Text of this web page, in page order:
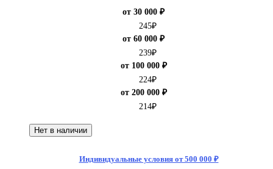
от 30 000 ₽
245₽
от 60 000 ₽
239₽
от 100 000 ₽
224₽
от 200 000 ₽
214₽
Нет в наличии
Индивидуальные условия от 500 000 ₽